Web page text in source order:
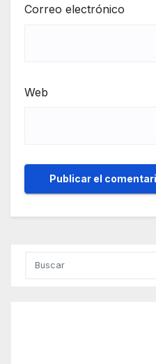
Correo electrónico
Web